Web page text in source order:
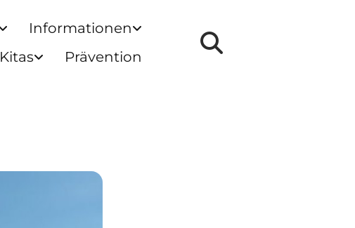
Informationen
Kitas Prävention